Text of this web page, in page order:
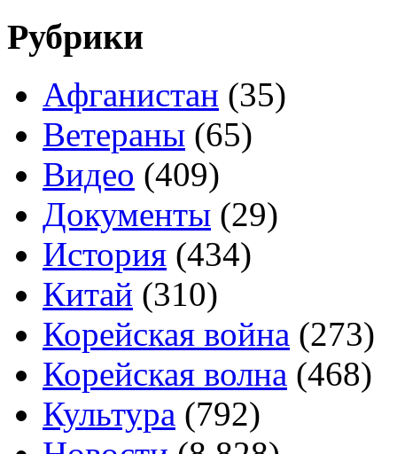
Рубрики
Афганистан (35)
Ветераны (65)
Видео (409)
Документы (29)
История (434)
Китай (310)
Корейская война (273)
Корейская волна (468)
Культура (792)